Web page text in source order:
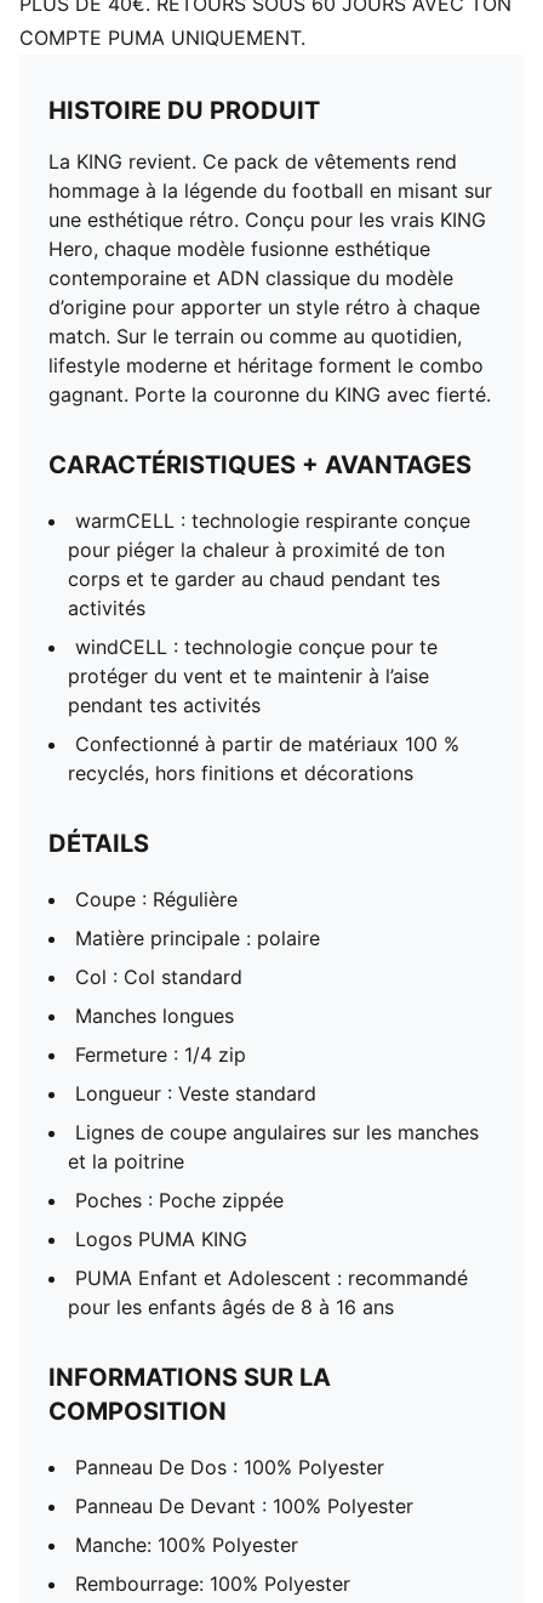
Poches : Poche zippée
Logos PUMA KING
enfants âgés de 8 à 16 ans
COMPTE PUMA UNIQUEMENT.
HISTOIRE DU PRODUIT
La KING revient. Ce pack de vêtements rend
hommage à la légende du football en misant sur
une esthétique rétro. Conçu pour les vrais KING
Hero, chaque modèle fusionne esthétique
contemporaine et ADN classique du modèle
d’origine pour apporter un style rétro à chaque
match. Sur le terrain ou comme au quotidien,
lifestyle moderne et héritage forment le combo
gagnant. Porte la couronne du KING avec fierté.
CARACTÉRISTIQUES + AVANTAGES
warmCELL : technologie respirante conçue
pour piéger la chaleur à proximité de ton
corps et te garder au chaud pendant tes
activités
windCELL : technologie conçue pour te
protéger du vent et te maintenir à l’aise
pendant tes activités
Confectionné à partir de matériaux 100 %
recyclés, hors finitions et décorations
DÉTAILS
Coupe : Régulière
Matière principale : polaire
Col : Col standard
Manches longues
Fermeture : 1/4 zip
Longueur : Veste standard
Lignes de coupe angulaires sur les manches
et la poitrine
Poches : Poche zippée
Logos PUMA KING
PUMA Enfant et Adolescent : recommandé
pour les enfants âgés de 8 à 16 ans
INFORMATIONS SUR LA
COMPOSITION
Panneau De Dos : 100% Polyester
Panneau De Devant : 100% Polyester
Manche: 100% Polyester
Rembourrage: 100% Polyester